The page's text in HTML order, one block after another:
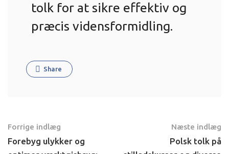
tolk for at sikre effektiv og
præcis vidensformidling.
Share
Forrige indlæg
Forebyg ulykker og
Næste indlæg
Polsk tolk på